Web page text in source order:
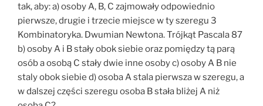
tak, aby: a) osoby A, B, C zajmowały odpowiednio
pierwsze, drugie i trzecie miejsce w ty szeregu 3
Kombinatoryka. Dwumian Newtona. Trójkąt Pascala 87
b) osoby A i B stały obok siebie oraz pomiędzy tą parą
osób a osobą C stały dwie inne osoby c) osoby A B nie
staly obok siebie d) osoba A stala pierwsza w szeregu, a
w dalszej części szeregu osoba B stała bliżej A niż